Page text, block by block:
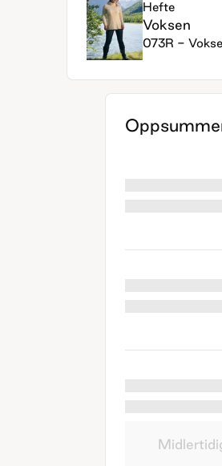
Hefte
Voksen
073R -